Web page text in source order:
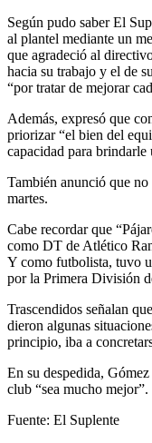
Según pudo saber El
al plantel mediante un
que agradeció al
hacia su trabajo y el de
“por tratar de mejorar
Además, expresó que
priorizar “el bien del
capacidad para brindarle
También anunció que no
martes.
Cabe recordar que
como DT de Atlético
Y como futbolista, tuvo
por la Primera División
Trascendidos señalan
dieron algunas
principio, iba a
En su despedida,
club “sea mucho mejor”.
Fuente: El Suplente